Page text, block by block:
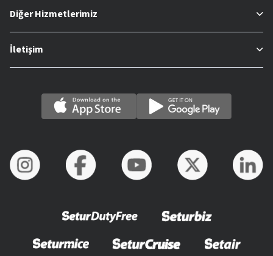
Diğer Hizmetlerimiz
İletişim